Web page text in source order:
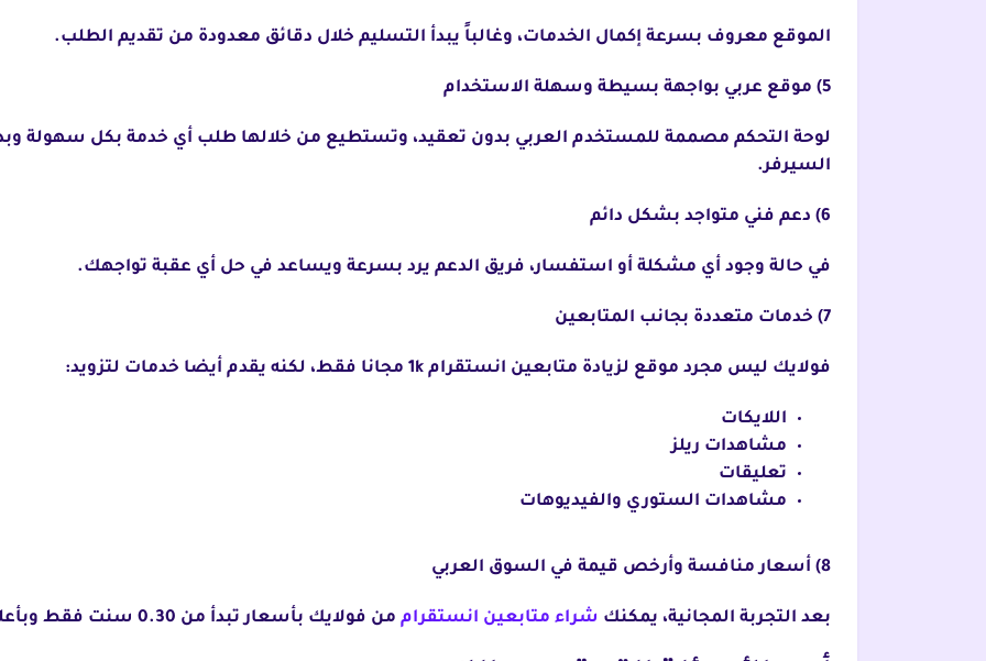
الموقع معروف بسرعة إكمال الخدمات، وغالباً يبدأ التسليم خلال دقائق معدودة من تقديم الطلب.
5) موقع عربي بواجهة بسيطة وسهلة الاستخدام
لوحة التحكم مصممة للمستخدم العربي بدون تعقيد، وتستطيع من خلالها طلب أي خدمة بكل سهولة
السيرفر.
6) دعم فني متواجد بشكل دائم
في حالة وجود أي مشكلة أو استفسار، فريق الدعم يرد بسرعة ويساعد في حل أي عقبة تواجهك.
7) خدمات متعددة بجانب المتابعين
فولايك ليس مجرد موقع لزيادة متابعين انستقرام 1k مجانا فقط، لكنه يقدم أيضا خدمات لتزويد:
اللايكات
مشاهدات ريلز
تعليقات
مشاهدات الستوري والفيديوهات
8) أسعار منافسة وأرخص قيمة في السوق العربي
بعد التجربة المجانية، يمكنك شراء متابعين انستقرام من فولايك بأسعار تبدأ من 0.30 سنت فقط وبأعلى جودة.